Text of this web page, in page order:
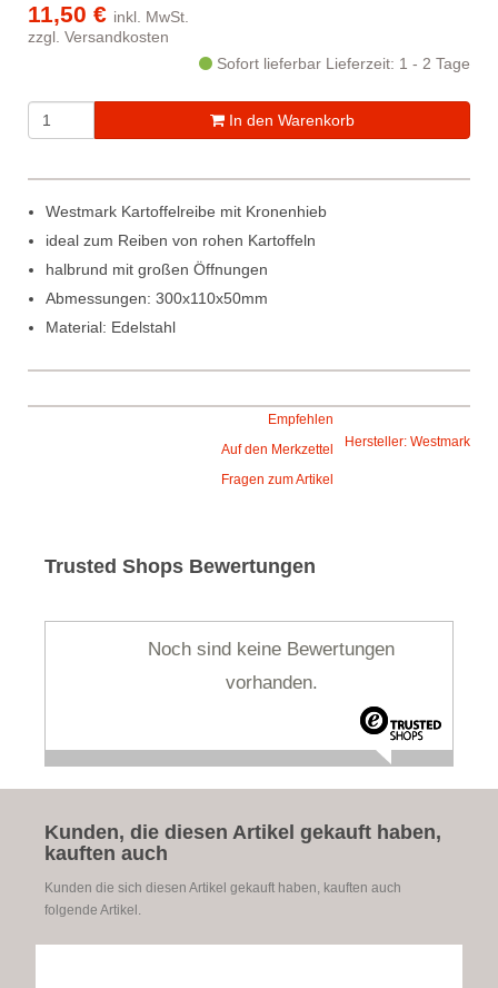
11,50 € inkl. MwSt.
zzgl. Versandkosten
Sofort lieferbar Lieferzeit: 1 - 2 Tage
In den Warenkorb
Westmark Kartoffelreibe mit Kronenhieb
ideal zum Reiben von rohen Kartoffeln
halbrund mit großen Öffnungen
Abmessungen: 300x110x50mm
Material: Edelstahl
Hersteller: Westmark
Empfehlen
Auf den Merkzettel
Fragen zum Artikel
Trusted Shops Bewertungen
Noch sind keine Bewertungen
vorhanden.
Kunden, die diesen Artikel gekauft haben,
kauften auch
Kunden die sich diesen Artikel gekauft haben, kauften auch
folgende Artikel.